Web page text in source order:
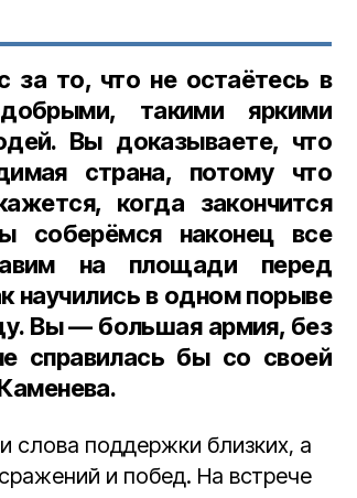
за то, что не остаётесь в
такими яркими
Вы доказываете, что
страна, потому что
когда закончится
соберёмся наконец все
на площади перед
научились в одном порыве
Вы — большая армия, без
справилась бы со своей
слова поддержки близких, а
и побед. На встрече